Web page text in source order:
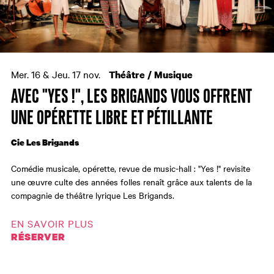
Mer. 16 & Jeu. 17 nov. Théâtre / Musique
AVEC "YES !", LES BRIGANDS VOUS OFFRENT
UNE OPÉRETTE LIBRE ET PÉTILLANTE
Cie Les Brigands
Comédie musicale, opérette, revue de music-hall : "Yes !" revisite
une œuvre culte des années folles renaît grâce aux talents de la
compagnie de théâtre lyrique Les Brigands.
EN SAVOIR PLUS
RÉSERVER